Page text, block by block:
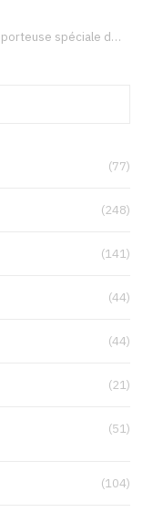
Francesca Albanese, rapporteuse spéciale de l’ONU sur les territoires palestiniens occupés, était à Tunis pour…
(77)
(248)
(141)
(44)
(44)
(21)
(51)
(104)